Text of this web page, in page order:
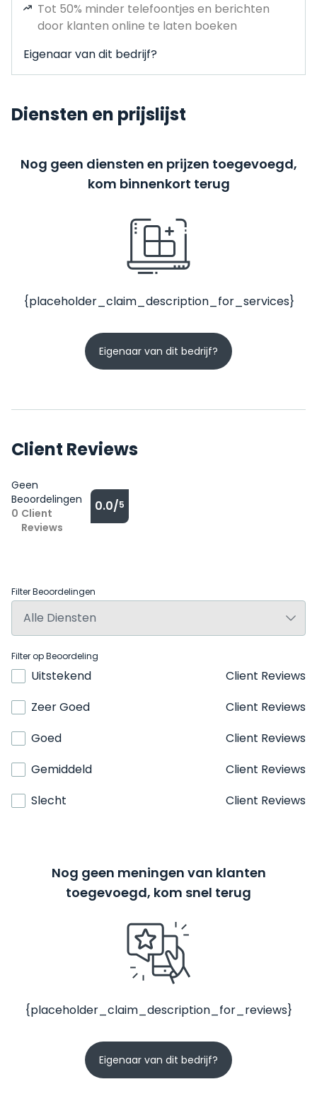
Tot 50% minder telefoontjes en berichten
door klanten online te laten boeken
Eigenaar van dit bedrijf?
Diensten en prijslijst
Nog geen diensten en prijzen toegevoegd,
kom binnenkort terug
{placeholder_claim_description_for_services}
Eigenaar van dit bedrijf?
Client Reviews
Geen
Beoordelingen
0 Client
Reviews
0.0/5
Filter Beoordelingen
Filter op Beoordeling
Uitstekend
Client Reviews
Zeer Goed
Client Reviews
Goed
Client Reviews
Gemiddeld
Client Reviews
Slecht
Client Reviews
Nog geen meningen van klanten
toegevoegd, kom snel terug
{placeholder_claim_description_for_reviews}
Eigenaar van dit bedrijf?